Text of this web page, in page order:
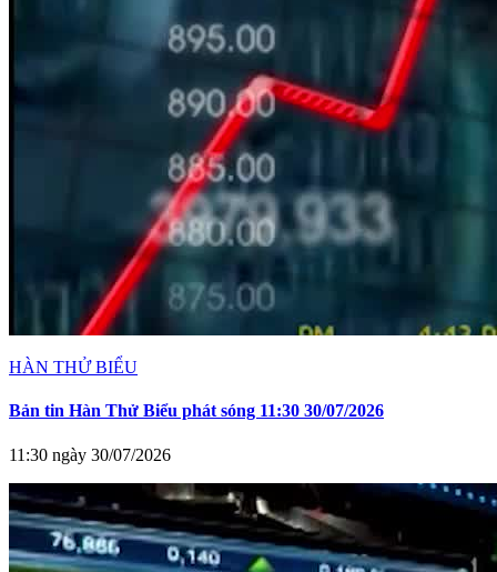
HÀN THỬ BIỂU
Bản tin Hàn Thử Biểu phát sóng 11:30 30/07/2026
11:30 ngày 30/07/2026